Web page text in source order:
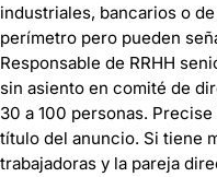
industriales, bancarios o
perímetro pero pueden
Responsable de RRHH
sin asiento en comité de
30 a 100 personas.
título del anuncio. Si tiene
trabajadoras y la pareja